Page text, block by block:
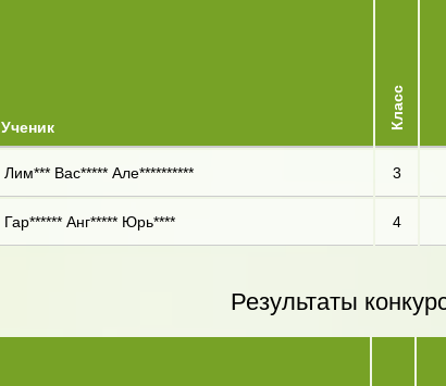
Ученик Класс
Лим*** Вас***** Але********** 3
Гар****** Анг***** Юрь**** 4
Результаты